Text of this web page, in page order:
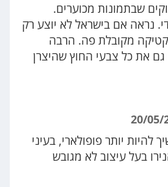
שבתמונות מכוערים.
נראה אם בישראל לא יוצע רק
מקובלת פה. הרבה
גם את כל צבעי החוץ שהיצרן
להיות יותר פופולארי, בעיני
בעל עיצוב לא מגובש